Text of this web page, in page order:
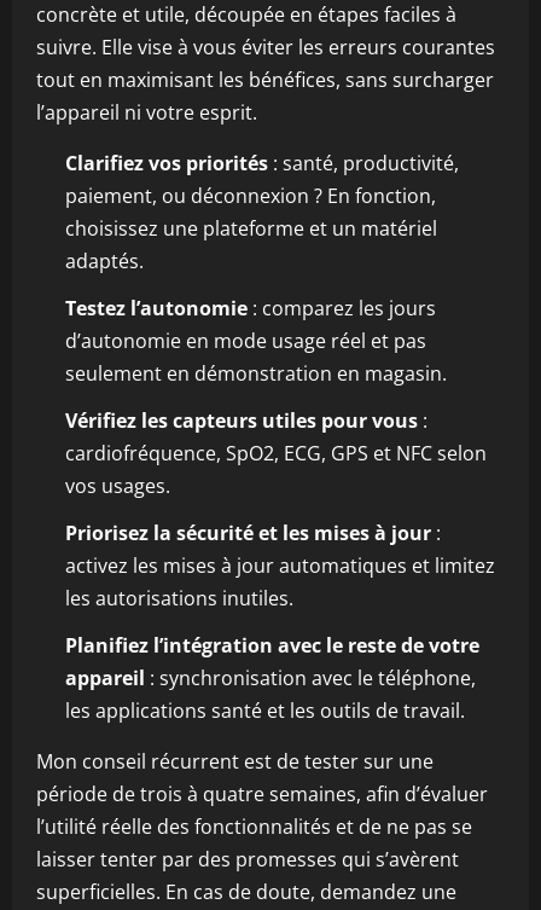
concrète et utile, découpée en étapes faciles à
suivre. Elle vise à vous éviter les erreurs courantes
tout en maximisant les bénéfices, sans surcharger
l’appareil ni votre esprit.
Clarifiez vos priorités : santé, productivité,
paiement, ou déconnexion ? En fonction,
choisissez une plateforme et un matériel
adaptés.
Testez l’autonomie : comparez les jours
d’autonomie en mode usage réel et pas
seulement en démonstration en magasin.
Vérifiez les capteurs utiles pour vous :
cardiofréquence, SpO2, ECG, GPS et NFC selon
vos usages.
Priorisez la sécurité et les mises à jour :
activez les mises à jour automatiques et limitez
les autorisations inutiles.
Planifiez l’intégration avec le reste de votre
appareil : synchronisation avec le téléphone,
les applications santé et les outils de travail.
Mon conseil récurrent est de tester sur une
période de trois à quatre semaines, afin d’évaluer
l’utilité réelle des fonctionnalités et de ne pas se
laisser tenter par des promesses qui s’avèrent
superficielles. En cas de doute, demandez une